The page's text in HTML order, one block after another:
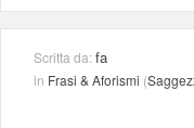
Scritta da:fa
in Frasi & Aforismi (